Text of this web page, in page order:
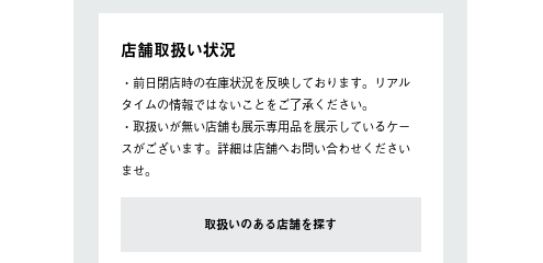
店舗取扱い状況
・前日閉店時の在庫状況を反映しております。リアル
タイムの情報ではないことをご了承ください。
・取扱いが無い店舗も展示専用品を展示しているケー
スがございます。詳細は店舗へお問い合わせください
ませ。
取扱いのある店舗を探す